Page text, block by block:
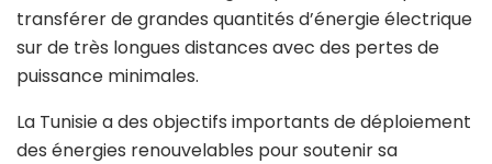
transférer de grandes quantités d’énergie électrique
sur de très longues distances avec des pertes de
puissance minimales.
La Tunisie a des objectifs importants de déploiement
des énergies renouvelables pour soutenir sa